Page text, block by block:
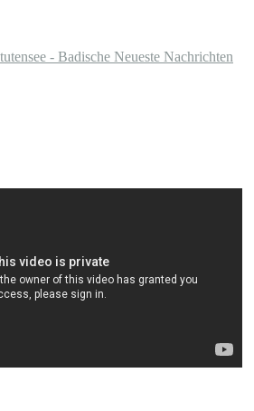
- Badische Neueste Nachrichten